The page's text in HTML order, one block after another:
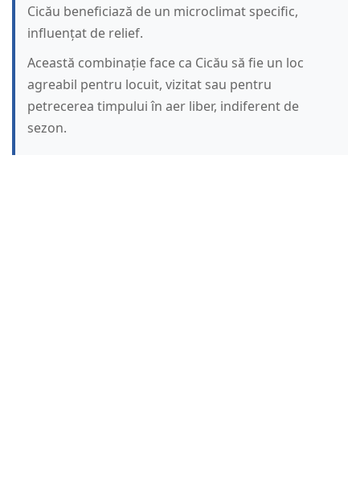
Cicău beneficiază de un microclimat specific,
influențat de relief.
Această combinație face ca Cicău să fie un loc
agreabil pentru locuit, vizitat sau pentru
petrecerea timpului în aer liber, indiferent de
sezon.